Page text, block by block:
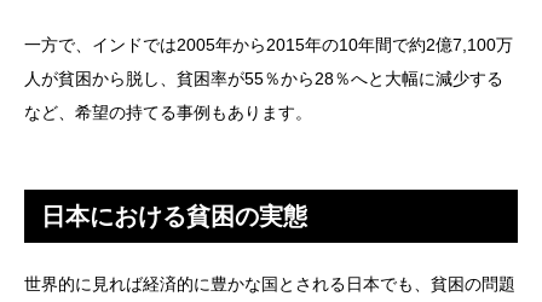
一方で、インドでは2005年から2015年の10年間で約2億7,100万
人が貧困から脱し、貧困率が55％から28％へと大幅に減少する
など、希望の持てる事例もあります。
日本における貧困の実態
世界的に見れば経済的に豊かな国とされる日本でも、貧困の問題